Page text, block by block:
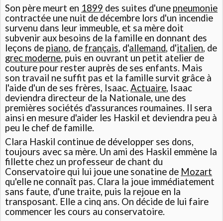
Son père meurt en 1899 des suites d'une pneumonie
contractée une nuit de décembre lors d'un incendie
survenu dans leur immeuble, et sa mère doit
subvenir aux besoins de la famille en donnant des
leçons de piano, de français, d'allemand, d'italien, de
grec moderne, puis en ouvrant un petit atelier de
couture pour rester auprès de ses enfants. Mais
son travail ne suffit pas et la famille survit grâce à
l'aide d'un de ses frères, Isaac.Actuaire, Isaac
deviendra directeur de la Nationale, une des
premières sociétés d'assurances roumaines. Il sera
ainsi en mesure d'aider les Haskil et deviendra peu à
peu le chef de famille.
Clara Haskil continue de développer ses dons,
toujours avec sa mère. Un ami des Haskil emmène la
fillette chez un professeur de chant du
Conservatoire qui lui joue une sonatine de Mozart
qu'elle ne connaît pas. Clara la joue immédiatement
sans faute, d'une traite, puis la rejoue en la
transposant. Elle a cinq ans. On décide de lui faire
commencer les cours au conservatoire.